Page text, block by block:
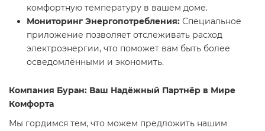
комфортную температуру в вашем доме.
Мониторинг Энергопотребления: Специальное
приложение позволяет отслеживать расход
электроэнергии, что поможет вам быть более
осведомлёнными и экономить.
Компания Буран: Ваш Надёжный Партнёр в Мире
Комфорта
Мы гордимся тем, что можем предложить нашим